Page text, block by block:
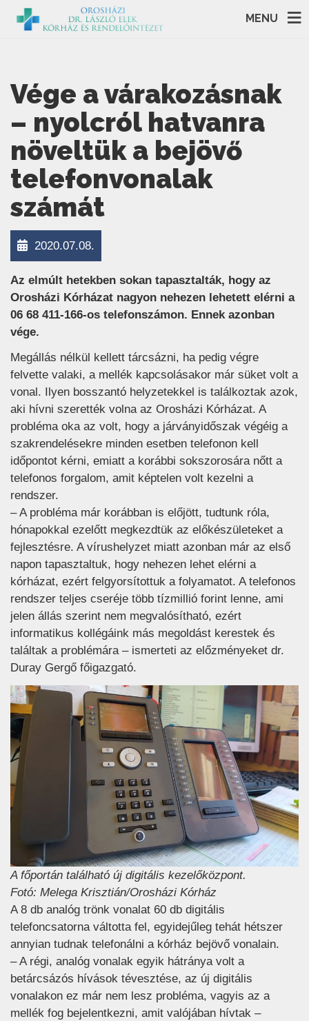
MENU
Vége a várakozásnak
– nyolcról hatvanra
növeltük a bejövő
telefonvonalak
számát
2020.07.08.
Az elmúlt hetekben sokan tapasztalták, hogy az
Orosházi Kórházat nagyon nehezen lehetett elérni a
06 68 411-166-os telefonszámon. Ennek azonban
vége.
Megállás nélkül kellett tárcsázni, ha pedig végre
felvette valaki, a mellék kapcsolásakor már süket volt a
vonal. Ilyen bosszantó helyzetekkel is találkoztak azok,
aki hívni szerették volna az Orosházi Kórházat. A
probléma oka az volt, hogy a járványidőszak végéig a
szakrendelésekre minden esetben telefonon kell
időpontot kérni, emiatt a korábbi sokszorosára nőtt a
telefonos forgalom, amit képtelen volt kezelni a
rendszer.
– A probléma már korábban is előjött, tudtunk róla,
hónapokkal ezelőtt megkezdtük az előkészületeket a
fejlesztésre. A vírushelyzet miatt azonban már az első
napon tapasztaltuk, hogy nehezen lehet elérni a
kórházat, ezért felgyorsítottuk a folyamatot. A telefonos
rendszer teljes cseréje több tízmillió forint lenne, ami
jelen állás szerint nem megvalósítható, ezért
informatikus kollégáink más megoldást kerestek és
találtak a problémára – ismerteti az előzményeket dr.
Duray Gergő főigazgató.
A főportán található új digitális kezelőközpont.
Fotó: Melega Krisztián/Orosházi Kórház
A 8 db analóg trönk vonalat 60 db digitális
telefoncsatorna váltotta fel, egyidejűleg tehát hétszer
annyian tudnak telefonálni a kórház bejövő vonalain.
– A régi, analóg vonalak egyik hátránya volt a
betárcsázós hívások tévesztése, az új digitális
vonalakon ez már nem lesz probléma, vagyis az a
mellék fog bejelentkezni, amit valójában hívtak –